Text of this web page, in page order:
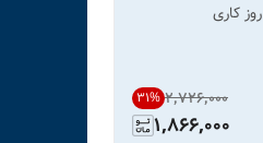
روز کاری
۲٬۷۲۶٬۰۰۰ 31%
1,866,000